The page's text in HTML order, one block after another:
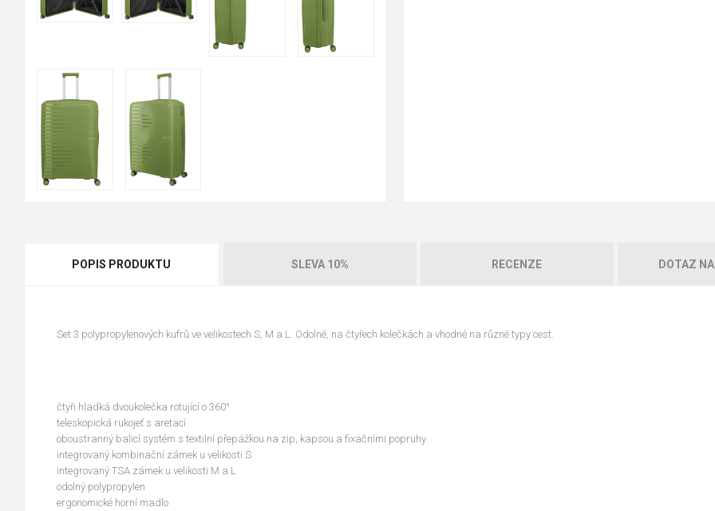
POPIS PRODUKTU SLEVA 10% RECENZE DOTAZ
Set 3 polypropylenových kufrů ve velikostech S, M a L. Odolné, na čtyřech kolečkách a vhodné na různé typy cest.
čtyři hladká dvoukolečka rotující o 360°
teleskopická rukojeť s aretací
oboustranný balicí systém s textilní přepážkou na zip, kapsou a fixačními popruhy
integrovaný kombinační zámek u velikosti S
integrovaný TSA zámek u velikosti M a L
odolný polypropylen
ergonomické horní madlo